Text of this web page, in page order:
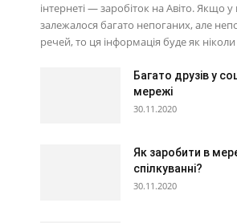
інтернеті — заробіток на Авіто. Якщо
залежалося багато непоганих, але
речей, то ця інформація буде як ніколи
Багато друзів у
мережі
30.11.2020
Як заробити в
спілкуванні?
30.11.2020